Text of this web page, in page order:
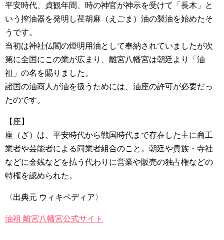
平安時代、貞観年間、時の神官が神示を受けて「長木」と
いう搾油器を発明し荏胡麻（えごま）油の製油を始めたそ
うです。
当初は神社仏閣の燈明用油として奉納されていましたが次
第に全国にこの業が広まり、離宮八幡宮は朝廷より「油
祖」の名を賜りました。
諸国の油商人が油を扱うためには、油座の許可が必要だっ
たのです。
【座】
座（ざ）は、平安時代から戦国時代まで存在した主に商工
業者や芸能者による同業者組合のこと。朝廷や貴族・寺社
などに金銭などを払う代わりに営業や販売の独占権などの
特権を認められた。
〈出典元 ウィキペディア〉
油祖 離宮八幡宮公式サイト